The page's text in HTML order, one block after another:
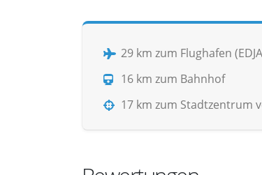
29 km zum Flughafen
16 km zum Bahnhof
17 km zum Stadtzentrum